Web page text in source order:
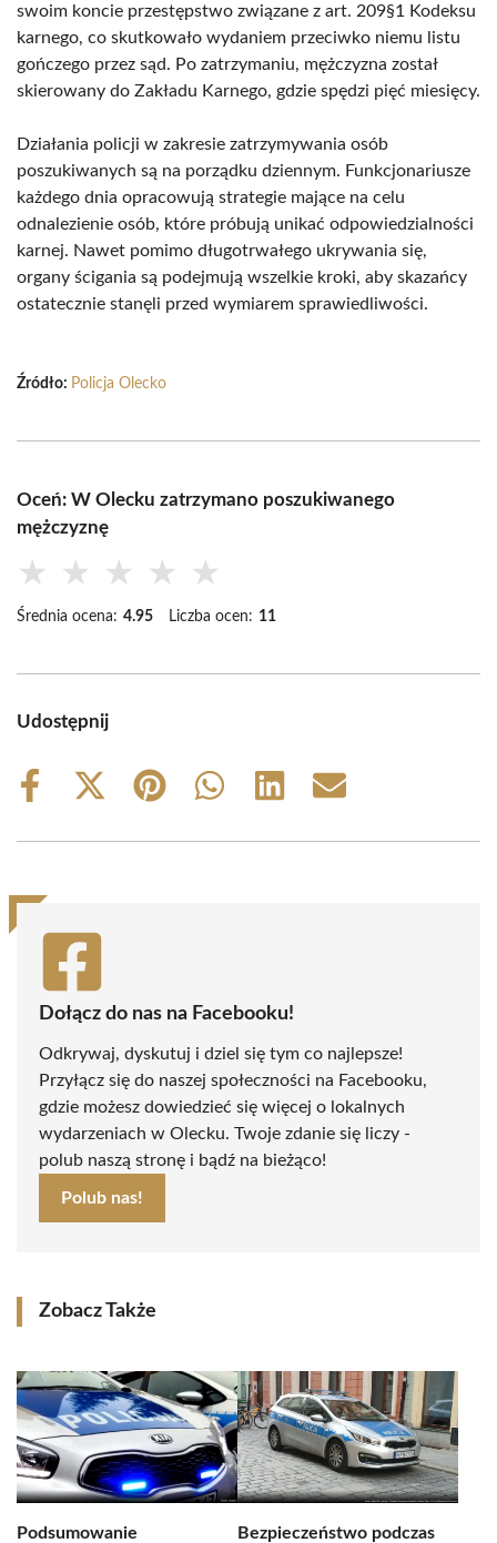
swoim koncie przestępstwo związane z art. 209§1 Kodeksu
karnego, co skutkowało wydaniem przeciwko niemu listu
gończego przez sąd. Po zatrzymaniu, mężczyzna został
skierowany do Zakładu Karnego, gdzie spędzi pięć miesięcy.
Działania policji w zakresie zatrzymywania osób
poszukiwanych są na porządku dziennym. Funkcjonariusze
każdego dnia opracowują strategie mające na celu
odnalezienie osób, które próbują unikać odpowiedzialności
karnej. Nawet pomimo długotrwałego ukrywania się,
organy ścigania są podejmują wszelkie kroki, aby skazańcy
ostatecznie stanęli przed wymiarem sprawiedliwości.
Źródło: Policja Olecko
Oceń: W Olecku zatrzymano poszukiwanego
mężczyznę
★ ★ ★ ★ ★
Średnia ocena: 4.95 Liczba ocen: 11
Udostępnij
Share
Share
(Twitter)
Share
Share
Share
Share
Dołącz do nas na Facebooku!
Odkrywaj, dyskutuj i dziel się tym co najlepsze!
Przyłącz się do naszej społeczności na Facebooku,
gdzie możesz dowiedzieć się więcej o lokalnych
wydarzeniach w Olecku. Twoje zdanie się liczy -
polub naszą stronę i bądź na bieżąco!
Polub nas!
Zobacz Także
Podsumowanie Bezpieczeństwo podczas